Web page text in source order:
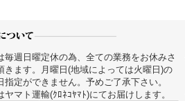
毎週日曜定休の為、全ての業務をお休みさ
きます。月曜日(地域によっては火曜日)の
指定ができません。予めご了承下さい。
ヤマト運輸(ｸﾛﾈｺﾔﾏﾄ)にてお届けします。